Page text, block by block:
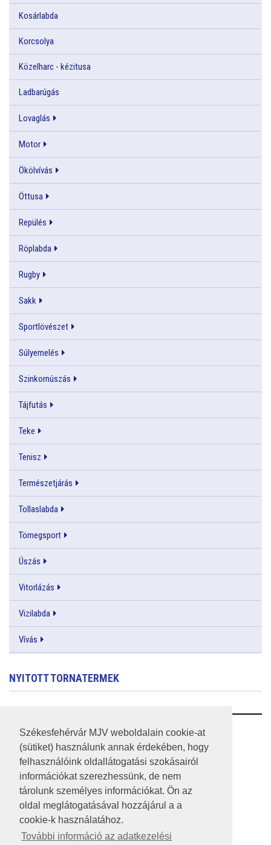
Székesfehérvár MJV weboldalain cookie-at
(sütiket) használunk annak érdekében, hogy
felhasználóink oldallátogatási szokásairól
információkat szerezhessünk, de nem
tárolunk személyes információkat. Ön az
oldal meglátogatásával hozzájárul a a
cookie-k használatához.
További információ az adatkezelési
Kosárlabda
Korcsolya
Közelharc - kézitusa
Ladbarúgás
Lovaglás
Motor
Ökölvívás
Öttusa
Repülés
Röplabda
Rugby
Sakk
Sportlövészet
Súlyemelés
Szinkornúszás
Tájfutás
Teke
Tenisz
Természetjárás
Tollaslabda
Tömegsport
Úszás
Vitorlázás
Vizilabda
Vívás
NYITOTT TORNATERMEK
RSS
A HONLAP 2017.03.31-I ÁLLAPOTA
JOGI NYILATKOZAT
IMPRESSZUM